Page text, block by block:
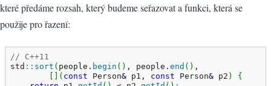
které předáme rozsah, který budeme seřazovat a funkci, která se
použije pro řazení:
// C++11
std :: sort ( people. begin ( ) , people. end ( ) ,
( const Person& p1, const Person& p2 )
{